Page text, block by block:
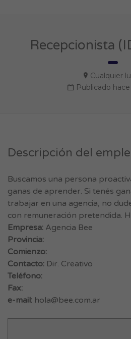
Recepcionista
Cualquier
Publicado
Descripción del
Buscamos una persona
ganas de aprender. Si tenés
trabajar en una agencia, no
con remuneración pretendida.
Empresa: Agencia Bee
Provincia:
Comienzo:
Contacto: Dir. Creativo
Teléfono:
Fax:
e-mail: hola@bee.com.ar